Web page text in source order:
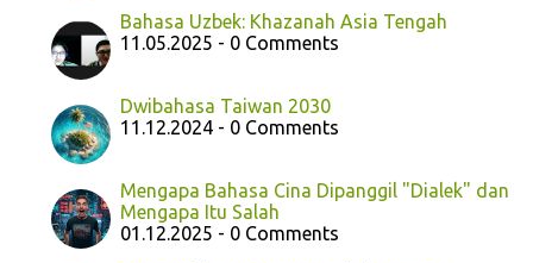
Bahasa Uzbek: Khazanah Asia Tengah
11.05.2025 - 0 Comments
Dwibahasa Taiwan 2030
11.12.2024 - 0 Comments
Mengapa Bahasa Cina Dipanggil "Dialek" dan
Mengapa Itu Salah
01.12.2025 - 0 Comments